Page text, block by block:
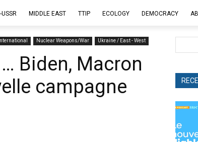
USSR MIDDLE EAST TTIP ECOLOGY DEMOCRACY
International Nuclear Weapons/War Ukraine / East - West
Biden, Macron
campagne